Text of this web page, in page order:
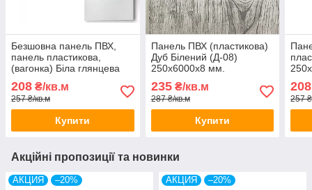
Безшовна панель ПВХ,
панель пластикова,
(вагонка) Біла глянцева
208 ₴/кв.м
257 ₴/кв.м
Купити
Панель ПВХ (пластикова)
Дуб Білений (Д-08)
250х6000х8 мм.
235₴/кв.м
287 ₴/кв.м
Купити
208
257
Акційні пропозиції та новинки
АКЦИЯ –20% АКЦИЯ –20%